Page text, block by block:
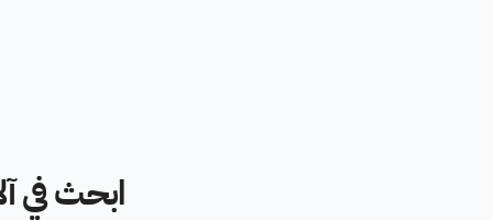
ابحث في